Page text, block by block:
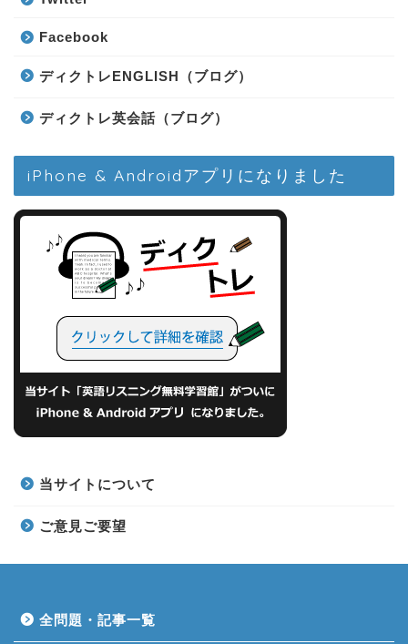
Facebook
ディクトレENGLISH（ブログ）
ディクトレ英会話（ブログ）
iPhone & Androidアプリになりました
当サイトについて
ご意見ご要望
全問題・記事一覧